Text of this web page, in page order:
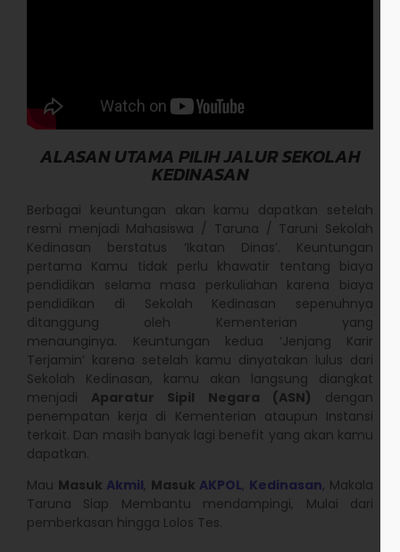
ALASAN UTAMA PILIH JALUR SEKOLAH
KEDINASAN
Berbagai keuntungan akan kamu dapatkan setelah
resmi menjadi Mahasiswa / Taruna / Taruni Sekolah
Kedinasan berstatus ‘Ikatan Dinas’. Keuntungan
pertama Kamu tidak perlu khawatir tentang biaya
pendidikan selama masa perkuliahan karena biaya
pendidikan di Sekolah Kedinasan sepenuhnya
ditanggung oleh Kementerian yang
menaunginya. Keuntungan kedua ‘Jenjang Karir
Terjamin’ karena setelah kamu dinyatakan lulus dari
Sekolah Kedinasan, kamu akan langsung diangkat
menjadi Aparatur Sipil Negara (ASN) dengan
penempatan kerja di Kementerian ataupun Instansi
terkait. Dan masih banyak lagi benefit yang akan kamu
dapatkan.
Mau Masuk Akmil, Masuk AKPOL, Kedinasan, Makala
Taruna Siap Membantu mendampingi, Mulai dari
pemberkasan hingga Lolos Tes.